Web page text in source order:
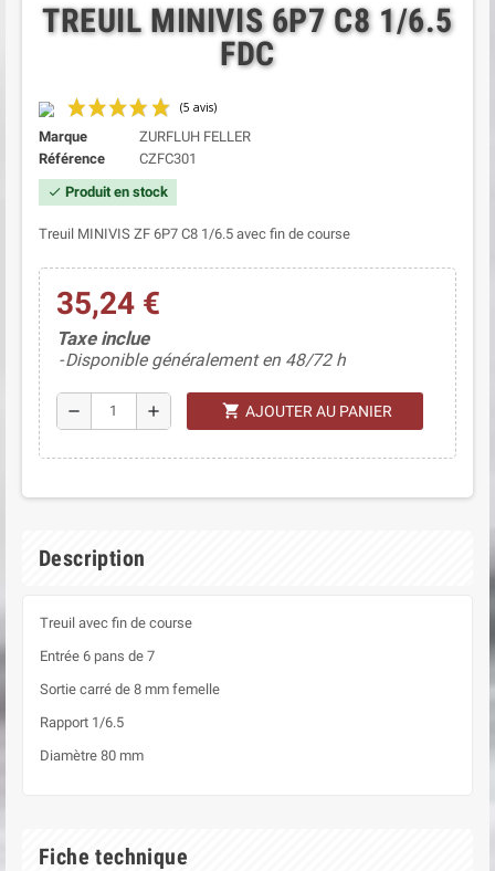
TREUIL MINIVIS 6P7 C8 1/6.5
FDC
Marque
ZURFLUH FELLER
Référence
CZFC301
check Produit en stock
Treuil MINIVIS ZF 6P7 C8 1/6.5 avec fin de course
35,24 €
Taxe inclue
Disponible généralement en 48/72 h
remove add shopping_cart AJOUTER AU PANIER
Description
Treuil avec fin de course
Entrée 6 pans de 7
Sortie carré de 8 mm femelle
Rapport 1/6.5
Diamètre 80 mm
Fiche technique